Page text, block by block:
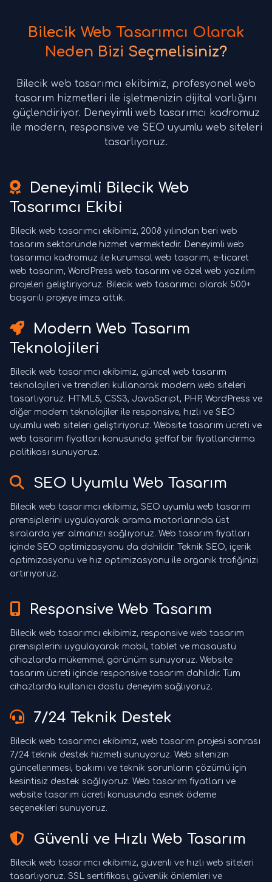
Bilecik Web Tasarımcı Olarak
Neden Bizi Seçmelisiniz?
Bilecik web tasarımcı ekibimiz, profesyonel web
tasarım hizmetleri ile işletmenizin dijital varlığını
güçlendiriyor. Deneyimli web tasarımcı kadromuz
ile modern, responsive ve SEO uyumlu web siteleri
tasarlıyoruz.
Deneyimli Bilecik Web
Tasarımcı Ekibi
Bilecik web tasarımcı ekibimiz, 2008 yılından beri web
tasarım sektöründe hizmet vermektedir. Deneyimli web
tasarımcı kadromuz ile kurumsal web tasarım, e-ticaret
web tasarım, WordPress web tasarım ve özel web yazılım
projeleri geliştiriyoruz. Bilecik web tasarımcı olarak 500+
başarılı projeye imza attık.
Modern Web Tasarım
Teknolojileri
Bilecik web tasarımcı ekibimiz, güncel web tasarım
teknolojileri ve trendleri kullanarak modern web siteleri
tasarlıyoruz. HTML5, CSS3, JavaScript, PHP, WordPress ve
diğer modern teknolojiler ile responsive, hızlı ve SEO
uyumlu web siteleri geliştiriyoruz. Website tasarım ücreti ve
web tasarım fiyatları konusunda şeffaf bir fiyatlandırma
politikası sunuyoruz.
SEO Uyumlu Web Tasarım
Bilecik web tasarımcı ekibimiz, SEO uyumlu web tasarım
prensiplerini uygulayarak arama motorlarında üst
sıralarda yer almanızı sağlıyoruz. Web tasarım fiyatları
içinde SEO optimizasyonu da dahildir. Teknik SEO, içerik
optimizasyonu ve hız optimizasyonu ile organik trafiğinizi
artırıyoruz.
Responsive Web Tasarım
Bilecik web tasarımcı ekibimiz, responsive web tasarım
prensiplerini uygulayarak mobil, tablet ve masaüstü
cihazlarda mükemmel görünüm sunuyoruz. Website
tasarım ücreti içinde responsive tasarım dahildir. Tüm
cihazlarda kullanıcı dostu deneyim sağlıyoruz.
7/24 Teknik Destek
Bilecik web tasarımcı ekibimiz, web tasarım projesi sonrası
7/24 teknik destek hizmeti sunuyoruz. Web sitenizin
güncellenmesi, bakımı ve teknik sorunların çözümü için
kesintisiz destek sağlıyoruz. Web tasarım fiyatları ve
website tasarım ücreti konusunda esnek ödeme
seçenekleri sunuyoruz.
Güvenli ve Hızlı Web Tasarım
Bilecik web tasarımcı ekibimiz, güvenli ve hızlı web siteleri
tasarlıyoruz. SSL sertifikası, güvenlik önlemleri ve